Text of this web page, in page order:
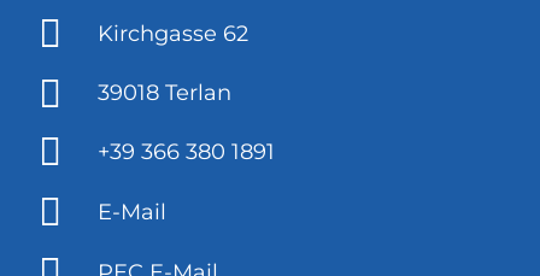
Kirchgasse 62
39018 Terlan
+39 366 380 1891
E-Mail